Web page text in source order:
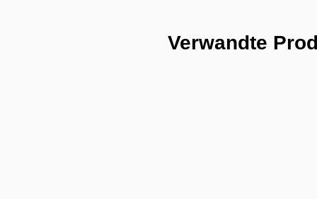
Verwandte